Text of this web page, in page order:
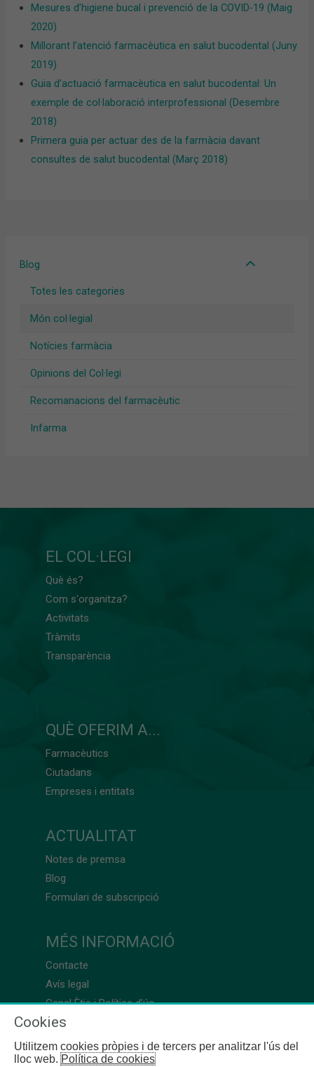
Blog
Totes les categories
Món col·legial
Notícies farmàcia
Opinions del Col·legi
Recomanacions del farmacèutic
Infarma
Mesures d’higiene bucal i prevenció de la COVID-19 (Maig
2020)
Millorant l’atenció farmacèutica en salut bucodental (Juny
2019)
Guia d’actuació farmacèutica en salut bucodental: Un
exemple de col·laboració interprofessional (Desembre
2018)
Primera guia per actuar des de la farmàcia davant
consultes de salut bucodental (Març 2018)
EL COL·LEGI
Què és?
Com s'organitza?
Activitats
Tràmits
Transparència
QUÈ OFERIM A...
Farmacèutics
Ciutadans
Empreses i entitats
ACTUALITAT
Notes de premsa
Blog
Formulari de subscripció
MÉS INFORMACIÓ
Contacte
Avís legal
Canal Ètic i Política d’ús
Cookies
Utilitzem cookies pròpies i de tercers per analitzar l'ús del
lloc web.Política de cookies